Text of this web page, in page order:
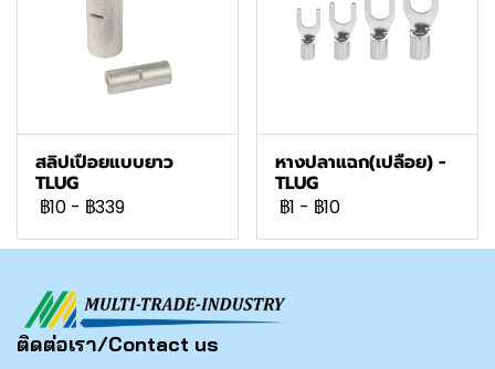
สลิปเปือยแบบยาว
TLUG
฿10 - ฿339
หางปลาแฉก(เปลือย) -
TLUG
฿1 - ฿10
ติดต่อเรา/Contact us